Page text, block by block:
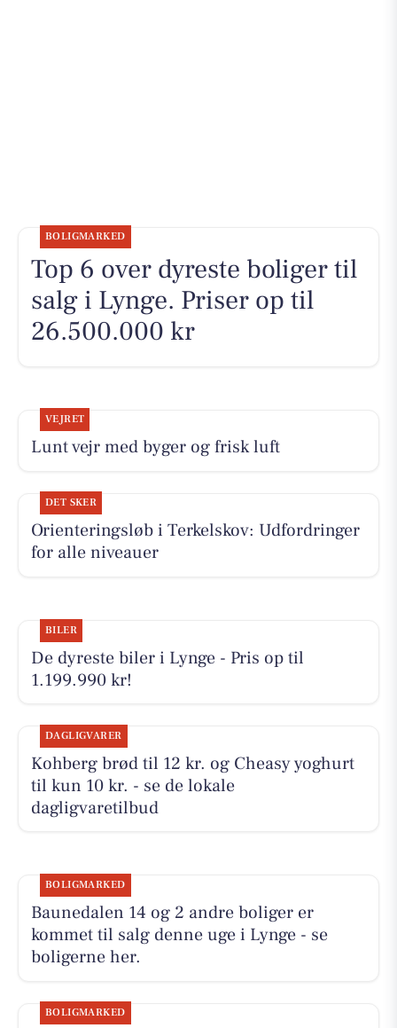
BOLIGMARKED
Top 6 over dyreste boliger til
salg i Lynge. Priser op til
26.500.000 kr
VEJRET
Lunt vejr med byger og frisk luft
DET SKER
Orienteringsløb i Terkelskov: Udfordringer
for alle niveauer
BILER
De dyreste biler i Lynge - Pris op til
1.199.990 kr!
DAGLIGVARER
Kohberg brød til 12 kr. og Cheasy yoghurt
til kun 10 kr. - se de lokale
dagligvaretilbud
BOLIGMARKED
Baunedalen 14 og 2 andre boliger er
kommet til salg denne uge i Lynge - se
boligerne her.
BOLIGMARKED